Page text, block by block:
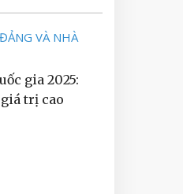
VÀ NHÀ
gia 2025:
trị cao